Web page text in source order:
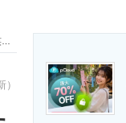
リーダーのコミュニティ